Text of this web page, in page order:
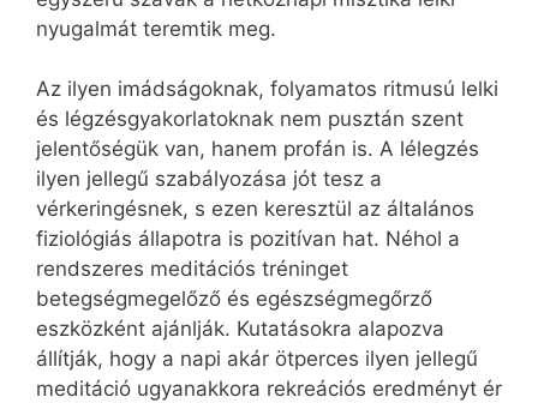
nyugalmát teremtik meg.
Az ilyen imádságoknak, folyamatos ritmusú lelki
és légzésgyakorlatoknak nem pusztán szent
jelentőségük van, hanem profán is. A lélegzés
ilyen jellegű szabályozása jót tesz a
vérkeringésnek, s ezen keresztül az általános
fiziológiás állapotra is pozitívan hat. Néhol a
rendszeres meditációs tréninget
betegségmegelőző és egészségmegőrző
eszközként ajánlják. Kutatásokra alapozva
állítják, hogy a napi akár ötperces ilyen jellegű
meditáció ugyanakkora rekreációs eredményt ér